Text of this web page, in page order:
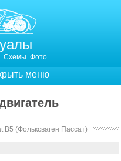
Схемы. Фото
меню
B5 (Фольксваген Пассат)